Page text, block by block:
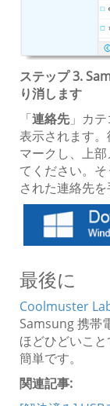
ステップ 3.
り消します
「連絡先」カ
表示されます
マークし、上
てください。
された連絡先を
最後に
Coolmuster
Samsung 携帯
ほどひどいこ
簡単です。
関連記事: